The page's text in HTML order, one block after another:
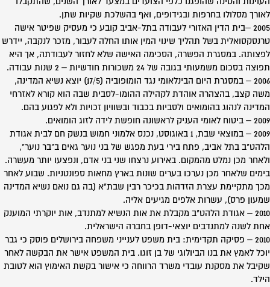
לאורך מסלולו בחרפות ובגידופים, ואף בהשלכת שקיות שתן.
2005 –בית הדין האזורי לעבודה בתל-אביב קובע כי מעסיק שפיטר אישה
טרנסקסואלית בשל תהליך שינוי המין אותו החלה לעבור, מזכר לנקבה, יידרש
לפצותה. במסגרת הפשרה, הסכימה האישה שלא לחזור לעבודתה, אך היא
תפוצה בסכום משמעותי בגובה של 24 משכורות חודשיות – 2 שנות עבודה.
2006 – במסגרת היום הבינלאומי נגד הומופוביה (17/5) יוצא נשיא המדינה,
משה קצב, בהצהרה אוהדת לקהילה ההומו-לסבית שבה הוא קורא לאזרחי
המדינה לנהוג בהומואים ולסביות בכבוד ובשוויון זכויות ולא לפגוע בהם.
2009 – ביטוח לאומי העניק לראשונה חופשת לידה לזוג הומואים.‏
2009 – במוצאי שבת, 1 באוגוסט, נכנס אלמוני חמוש בנשק חם לבית אגודת
הלהט"ב בתל אביב, פתח בירי בעת מפגש של בני נוער גאים ב"בר נוער",
ולאחר מכן נמלט מהמקום. באירוע נרצחו שני בני אדם, ונפצעו יותר מעשרה.
בימים שלאחר מכן נערכו בערים שונות בארץ מחאות ספונטניות. שבוע לאחר
מכך מתקיימת עצרת הזדהות בכיכר רבין שבת"א (בה גם נואם נשיא המדינה
שמעון פרס), עשרות אלפים מגיעים אליה.
2010 – אגודת הלהט"ב מקבלת את אות הנשיא למתנדב, אות יוקרתי המוענק
אחת לשנה למתנדבים יוצאי-דופן בחברה הישראלית.
2010 – פסיקה תקדימית: בית משפט לענייני משפחה בירושלים פוסק כי גבר
יוכל לאמץ את בנו הביולוגי של בן זוגו.‏ בית המשפט אישר את הבקשה לאחר
שקיבל את מסקנת עובדי משרד הרווחה כי אישור בקשת האימוץ הוא לטובת
הילד.